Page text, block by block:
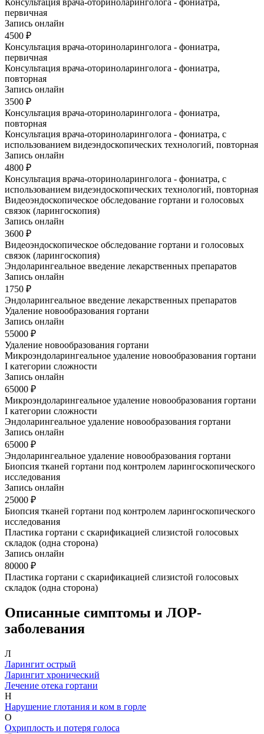
первичная
Запись онлайн
4500 ₽
Консультация врача-оториноларинголога - фониатра,
первичная
Консультация врача-оториноларинголога - фониатра,
повторная
Запись онлайн
3500 ₽
Консультация врача-оториноларинголога - фониатра,
повторная
Консультация врача-оториноларинголога - фониатра, с
использованием видеэндоскопических технологий, повторная
Запись онлайн
4800 ₽
Консультация врача-оториноларинголога - фониатра, с
использованием видеэндоскопических технологий, повторная
Видеоэндоскопическое обследование гортани и голосовых
связок (ларингоскопия)
Запись онлайн
3600 ₽
Видеоэндоскопическое обследование гортани и голосовых
связок (ларингоскопия)
Эндоларингеальное введение лекарственных препаратов
Запись онлайн
1750 ₽
Эндоларингеальное введение лекарственных препаратов
Удаление новообразования гортани
Запись онлайн
55000 ₽
Удаление новообразования гортани
Микроэндоларингеальное удаление новообразования гортани
I категории сложности
Запись онлайн
65000 ₽
Микроэндоларингеальное удаление новообразования гортани
I категории сложности
Эндоларингеальное удаление новообразования гортани
Запись онлайн
65000 ₽
Эндоларингеальное удаление новообразования гортани
Биопсия тканей гортани под контролем ларингоскопического
исследования
Запись онлайн
25000 ₽
Биопсия тканей гортани под контролем ларингоскопического
исследования
Пластика гортани с скарификацией слизистой голосовых
складок (одна сторона)
Запись онлайн
80000 ₽
Пластика гортани с скарификацией слизистой голосовых
складок (одна сторона)
Описанные симптомы и ЛОР-
заболевания
Л
Ларингит острый
Ларингит хронический
Лечение отека гортани
Н
Нарушение глотания и ком в горле
О
Охриплость и потеря голоса